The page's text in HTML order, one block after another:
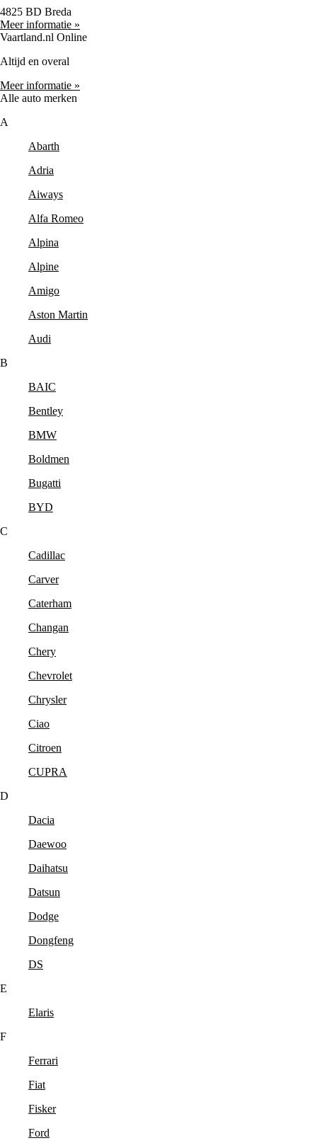
4825 BD Breda
Meer informatie »
Vaartland.nl Online
Altijd en overal
Meer informatie »
Alle auto merken
A
Abarth
Adria
Aiways
Alfa Romeo
Alpina
Alpine
Amigo
Aston Martin
Audi
B
BAIC
Bentley
BMW
Boldmen
Bugatti
BYD
C
Cadillac
Carver
Caterham
Changan
Chery
Chevrolet
Chrysler
Ciao
Citroen
CUPRA
D
Dacia
Daewoo
Daihatsu
Datsun
Dodge
Dongfeng
DS
E
Elaris
F
Ferrari
Fiat
Fisker
Ford